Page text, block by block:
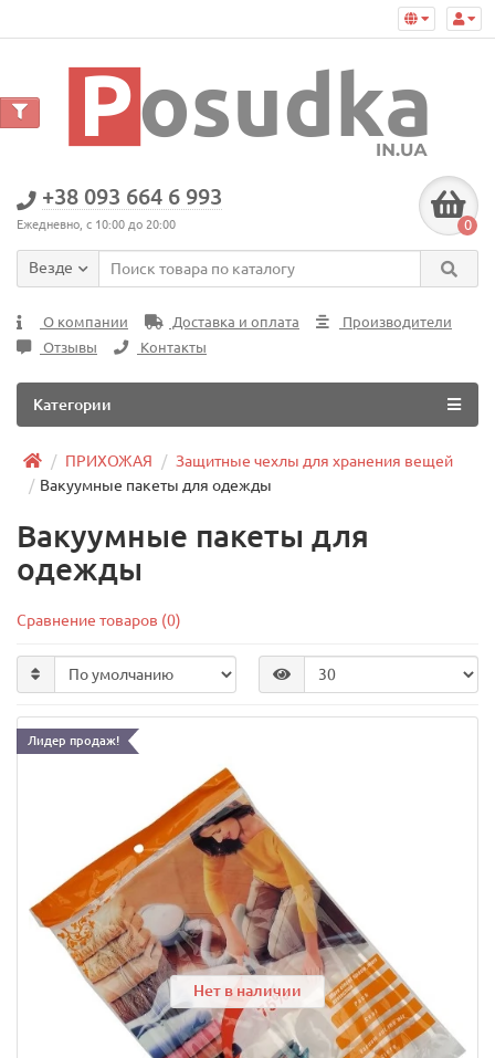
+38 093 664 6 993
Ежедневно, с 10:00 до 20:00 0
Везде
О компании Доставка и оплата
Производители
Отзывы
Контакты
Категории
ПРИХОЖАЯ
Защитные чехлы для хранения вещей
Вакуумные пакеты для одежды
Вакуумные пакеты для
одежды
Сравнение товаров (0)
Лидер продаж!
Нет в наличии